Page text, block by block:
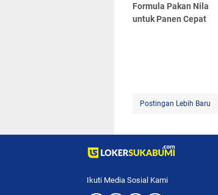
Formula Pakan Nila
untuk Panen Cepat
Postingan Lebih Baru
Ikuti Media Sosial Kami